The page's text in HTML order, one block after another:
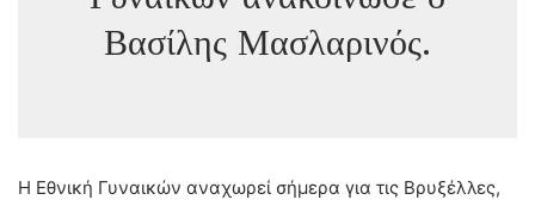
Βασίλης Μασλαρινός.
Η Εθνική Γυναικών αναχωρεί σήμερα για τις Βρυξέλλες,